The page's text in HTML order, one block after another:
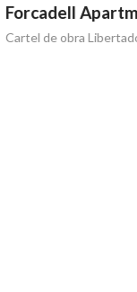
Apartments
Libertador 14257